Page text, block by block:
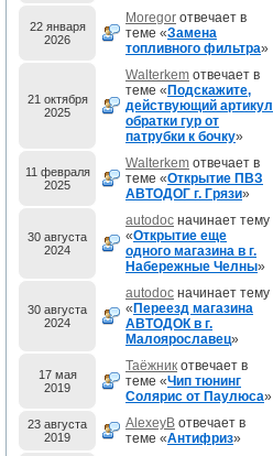
22 января
2026
Moregor отвечает в
теме «Замена
топливного фильтра»
21 октября
2025
Walterkem отвечает в
теме « Подскажите,
действующий артикул
обратки гур от
патрубки к бочку»
11 февраля
2025
Walterkem отвечает в
теме «Открытие ПВЗ
АВТОДОГ г. Грязи»
30 августа
2024
autodoc начинает тему
«Открытие еще
одного магазина в г.
Набережные Челны»
30 августа
2024
autodoc начинает тему
« Переезд магазина
АВТОДОК в г.
Малоярославец»
17 мая
2019
Таёжник отвечает в
теме «Чип тюнинг
Солярис от Паулюса»
23 августа
2019
AlexeyB отвечает в
теме «Антифриз»